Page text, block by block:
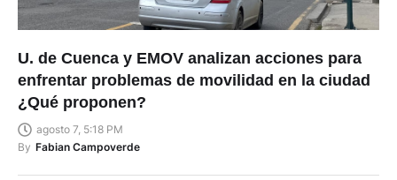
U. de Cuenca y EMOV analizan acciones para
enfrentar problemas de movilidad en la ciudad
¿Qué proponen?
agosto 7, 5:18 PM
By Fabian Campoverde